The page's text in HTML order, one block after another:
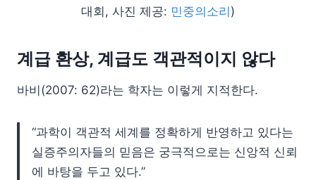
대회, 사진 제공: 민중의소리 )
계급 환상, 계급도 객관적이지 않다
바비(2007: 62)라는 학자는 이렇게 지적한다.
“과학이 객관적 세계를 정확하게 반영하고 있다는
실증주의자들의 믿음은 궁극적으로는 신앙적 신뢰
에 바탕을 두고 있다.”